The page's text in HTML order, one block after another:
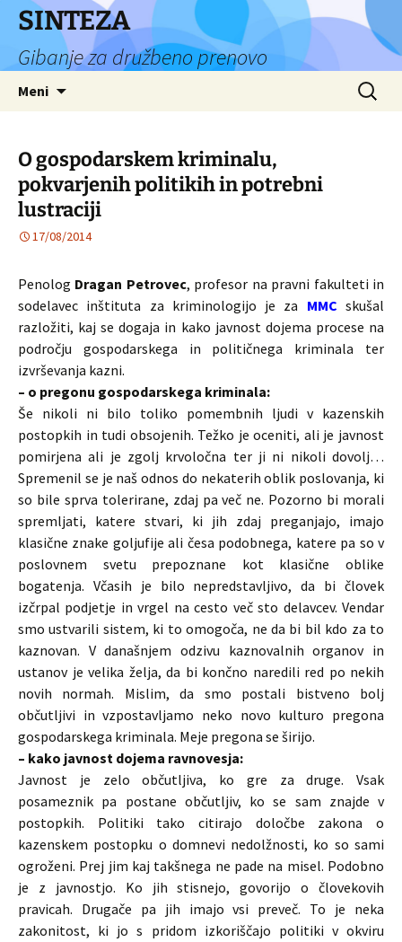
Preskoči
vsebino
SINTEZA
Gibanje za družbeno prenovo
Meni Išči:
O gospodarskem kriminalu,
pokvarjenih politikih in potrebni
lustraciji
17/08/2014
Penolog Dragan Petrovec, profesor na pravni fakulteti in
sodelavec inštituta za kriminologijo je za MMC skušal
razložiti, kaj se dogaja in kako javnost dojema procese na
področju gospodarskega in političnega kriminala ter
izvrševanja kazni.
– o pregonu gospodarskega kriminala:
Še nikoli ni bilo toliko pomembnih ljudi v kazenskih
postopkih in tudi obsojenih. Težko je oceniti, ali je javnost
pomirjena ali je zgolj krvoločna ter ji ni nikoli dovolj…
Spremenil se je naš odnos do nekaterih oblik poslovanja, ki
so bile sprva tolerirane, zdaj pa več ne. Pozorno bi morali
spremljati, katere stvari, ki jih zdaj preganjajo, imajo
klasične znake goljufije ali česa podobnega, katere pa so v
poslovnem svetu prepoznane kot klasične oblike
bogatenja. Včasih je bilo nepredstavljivo, da bi človek
izčrpal podjetje in vrgel na cesto več sto delavcev. Vendar
smo ustvarili sistem, ki to omogoča, ne da bi bil kdo za to
kaznovan. V današnjem odzivu kaznovalnih organov in
ustanov je velika želja, da bi končno naredili red po nekih
novih normah. Mislim, da smo postali bistveno bolj
občutljivi in vzpostavljamo neko novo kulturo pregona
gospodarskega kriminala. Meje pregona se širijo.
– kako javnost dojema ravnovesja:
Javnost je zelo občutljiva, ko gre za druge. Vsak
posameznik pa postane občutljiv, ko se sam znajde v
postopkih. Politiki tako citirajo določbe zakona o
kazenskem postopku o domnevi nedolžnosti, ko so sami
ogroženi. Prej jim kaj takšnega ne pade na misel. Podobno
je z javnostjo. Ko jih stisnejo, govorijo o človekovih
pravicah. Drugače pa jih imajo vsi preveč. To je neka
zakonitost, ki jo s pridom izkoriščajo politiki v okviru